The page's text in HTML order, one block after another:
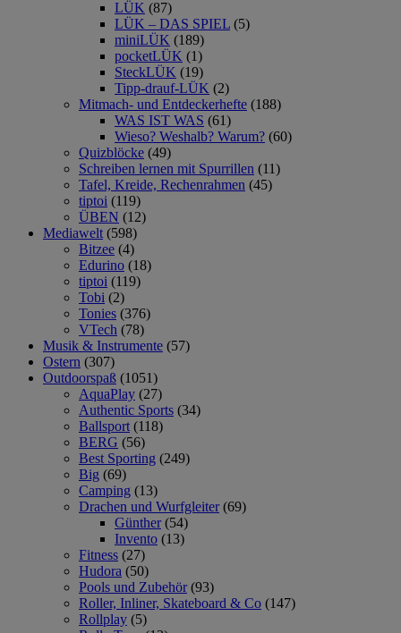
LÜK (87)
LÜK – DAS SPIEL (5)
miniLÜK (189)
pocketLÜK (1)
SteckLÜK (19)
Tipp-drauf-LÜK (2)
Mitmach- und Entdeckerhefte (188)
WAS IST WAS (61)
Wieso? Weshalb? Warum? (60)
Quizblöcke (49)
Schreiben lernen mit Spurrillen (11)
Tafel, Kreide, Rechenrahmen (45)
tiptoi (119)
ÜBEN (12)
Mediawelt (598)
Bitzee (4)
Edurino (18)
tiptoi (119)
Tobi (2)
Tonies (376)
VTech (78)
Musik & Instrumente (57)
Ostern (307)
Outdoorspaß (1051)
AquaPlay (27)
Authentic Sports (34)
Ballsport (118)
BERG (56)
Best Sporting (249)
Big (69)
Camping (13)
Drachen und Wurfgleiter (69)
Günther (54)
Invento (13)
Fitness (27)
Hudora (50)
Pools und Zubehör (93)
Roller, Inliner, Skateboard & Co (147)
Rollplay (5)